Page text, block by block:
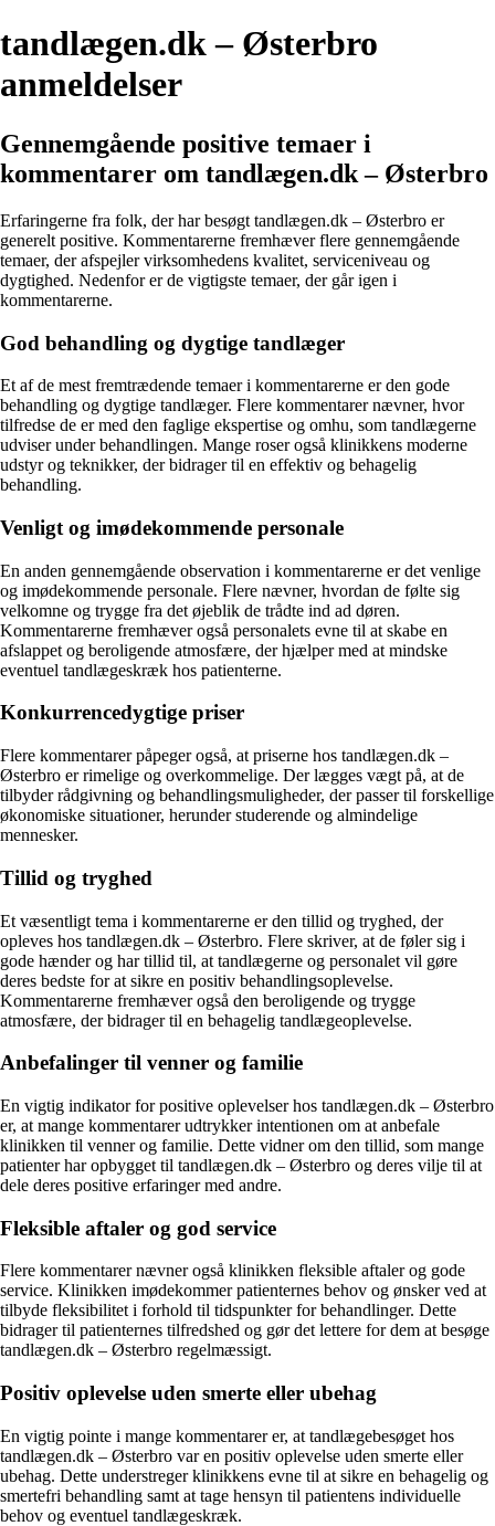
tandlægen.dk – Østerbro
anmeldelser
Gennemgående positive temaer i
kommentarer om tandlægen.dk – Østerbro
Erfaringerne fra folk, der har besøgt tandlægen.dk – Østerbro er
generelt positive. Kommentarerne fremhæver flere gennemgående
temaer, der afspejler virksomhedens kvalitet, serviceniveau og
dygtighed. Nedenfor er de vigtigste temaer, der går igen i
kommentarerne.
God behandling og dygtige tandlæger
Et af de mest fremtrædende temaer i kommentarerne er den gode
behandling og dygtige tandlæger. Flere kommentarer nævner, hvor
tilfredse de er med den faglige ekspertise og omhu, som tandlægerne
udviser under behandlingen. Mange roser også klinikkens moderne
udstyr og teknikker, der bidrager til en effektiv og behagelig
behandling.
Venligt og imødekommende personale
En anden gennemgående observation i kommentarerne er det venlige
og imødekommende personale. Flere nævner, hvordan de følte sig
velkomne og trygge fra det øjeblik de trådte ind ad døren.
Kommentarerne fremhæver også personalets evne til at skabe en
afslappet og beroligende atmosfære, der hjælper med at mindske
eventuel tandlægeskræk hos patienterne.
Konkurrencedygtige priser
Flere kommentarer påpeger også, at priserne hos tandlægen.dk –
Østerbro er rimelige og overkommelige. Der lægges vægt på, at de
tilbyder rådgivning og behandlingsmuligheder, der passer til forskellige
økonomiske situationer, herunder studerende og almindelige
mennesker.
Tillid og tryghed
Et væsentligt tema i kommentarerne er den tillid og tryghed, der
opleves hos tandlægen.dk – Østerbro. Flere skriver, at de føler sig i
gode hænder og har tillid til, at tandlægerne og personalet vil gøre
deres bedste for at sikre en positiv behandlingsoplevelse.
Kommentarerne fremhæver også den beroligende og trygge
atmosfære, der bidrager til en behagelig tandlægeoplevelse.
Anbefalinger til venner og familie
En vigtig indikator for positive oplevelser hos tandlægen.dk – Østerbro
er, at mange kommentarer udtrykker intentionen om at anbefale
klinikken til venner og familie. Dette vidner om den tillid, som mange
patienter har opbygget til tandlægen.dk – Østerbro og deres vilje til at
dele deres positive erfaringer med andre.
Fleksible aftaler og god service
Flere kommentarer nævner også klinikken fleksible aftaler og gode
service. Klinikken imødekommer patienternes behov og ønsker ved at
tilbyde fleksibilitet i forhold til tidspunkter for behandlinger. Dette
bidrager til patienternes tilfredshed og gør det lettere for dem at besøge
tandlægen.dk – Østerbro regelmæssigt.
Positiv oplevelse uden smerte eller ubehag
En vigtig pointe i mange kommentarer er, at tandlægebesøget hos
tandlægen.dk – Østerbro var en positiv oplevelse uden smerte eller
ubehag. Dette understreger klinikkens evne til at sikre en behagelig og
smertefri behandling samt at tage hensyn til patientens individuelle
behov og eventuel tandlægeskræk.